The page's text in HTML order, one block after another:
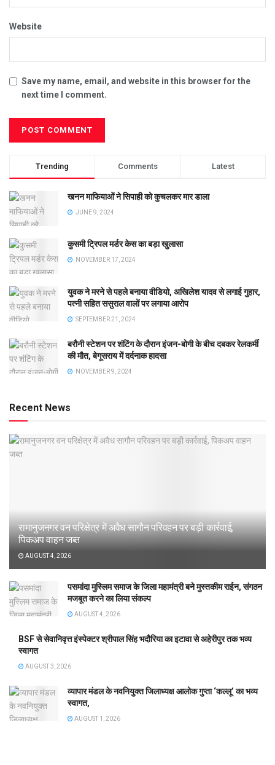
Website
Save my name, email, and website in this browser for the
next time I comment.
Trending Comments Latest
खनन माफियाओं ने सिपाही को कुचलकर मार डाला
JUNE 9, 2024
कुसमी ट्रिपल मर्डर केस का बड़ा खुलासा
NOVEMBER 17, 2024
युवक ने मरने से पहले बनाया वीडियो, अखिलेश यादव से लगाई गुहार,
पत्नी सहित ससुराल वालों पर लगाया आरोप
SEPTEMBER 21, 2024
बरौनी स्टेशन पर शंटिंग के दौरान इंजन-बोगी के बीच दबकर रेलकर्मी
की मौत, बेगूसराय में दर्दनाक हादसा
NOVEMBER 9, 2024
Recent News
रामानुजनगर वन परिक्षेत्र में अवैध सागौन परिवहन पर बड़ी कार्रवाई,
पिकअप वाहन जब्त
AUGUST 4, 2026
पसमांदा मुस्लिम समाज के जिला महामंत्री बने मुस्तकीम राईन, संगठन
मजबूत करने का लिया संकल्प
AUGUST 4, 2026
BSF से सेवानिवृत्त इंस्पेक्टर श्रीपाल सिंह भदौरिया का इटावा से अहेरीपुर तक भव्य
स्वागत
AUGUST 3, 2026
व्यापार मंडल के नवनियुक्त जिलाध्यक्ष आलोक गुप्ता ‘कल्लू’ का भव्य
स्वागत,
AUGUST 1, 2026